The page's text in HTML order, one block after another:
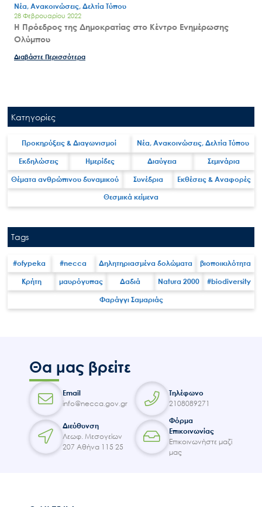
for:
Ο.ΦΥ.ΠΕ.Κ.Α.
Νέα – Δημοσιότητα
Άξονες δράσης
Μ.Δ.Π.Π.
Νέα, Ανακοινώσεις, Δελτία Τύπου
28 Φεβρουαρίου 2022
Η Πρόεδρος της Δημοκρατίας στο Κέντρο Ενημέρωσης
Ολύμπου
Διαβάστε Περισσότερα
Κατηγορίες
Προκηρύξεις & Διαγωνισμοί Νέα, Ανακοινώσεις, Δελτία Τύπου
Εκδηλώσεις Ημερίδες Διαύγεια Σεμινάρια
Θέματα ανθρώπινου δυναμικού Συνέδρια Εκθέσεις & Αναφορές
Θεσμικά κείμενα
Tags
#ofypeka #necca Δηλητηριασμένα δολώματα βιοποικιλότητα
Κρήτη μαυρόγυπας Δαδιά Natura 2000 #biodiversity
Φαράγγι Σαμαριάς
Θα μας βρείτε
Email
info@necca.gov.gr
Τηλέφωνο
2108089271
Διεύθυνση
Λεωφ. Μεσογείων
207 Αθήνα 115 25
Φόρμα
Επικοινωνίας
Επικοινωνήστε μαζί
μας